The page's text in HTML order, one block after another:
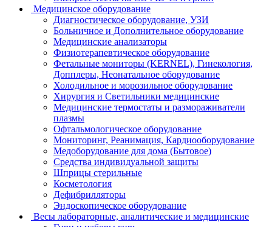
Медицинское оборудование
Диагностическое оборудование, УЗИ
Больничное и Дополнительное оборудование
Медицинские анализаторы
Физиотерапевтическое оборудование
Фетальные мониторы (KERNEL), Гинекология,
Допплеры, Неонатальное оборудование
Холодильное и морозильное оборудование
Хирургия и Светильники медицинские
Медицинские термостаты и размораживатели
плазмы
Офтальмологическое оборудование
Мониторинг, Реанимация, Кардиооборудование
Медоборудование для дома (Бытовое)
Средства индивидуальной защиты
Шприцы стерильные
Косметология
Дефибрилляторы
Эндоскопическое оборудование
Весы лабораторные, аналитические и медицинские